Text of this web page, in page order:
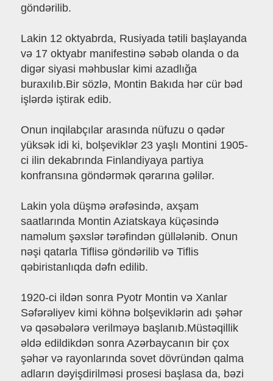
göndərilib.
Lakin 12 oktyabrda, Rusiyada tətili başlayanda
və 17 oktyabr manifestinə səbəb olanda o da
digər siyasi məhbuslar kimi azadlığa
buraxılıb.Bir sözlə, Montin Bakıda hər cür bəd
işlərdə iştirak edib.
Onun inqilabçılar arasında nüfuzu o qədər
yüksək idi ki, bolşeviklər 23 yaşlı Montini 1905-
ci ilin dekabrında Finlandiyaya partiya
konfransına göndərmək qərarına gəlilər.
Lakin yola düşmə ərəfəsində, axşam
saatlarında Montin Aziatskaya küçəsində
naməlum şəxslər tərəfindən güllələnib. Onun
nəşi qatarla Tiflisə göndərilib və Tiflis
qəbiristanlıqda dəfn edilib.
1920-ci ildən sonra Pyotr Montin və Xanlar
Səfərəliyev kimi köhnə bolşeviklərin adı şəhər
və qəsəbələrə verilməyə başlanıb.Müstəqillik
əldə edildikdən sonra Azərbaycanın bir çox
şəhər və rayonlarında sovet dövründən qalma
adların dəyişdirilməsi prosesi başlasa da, bəzi